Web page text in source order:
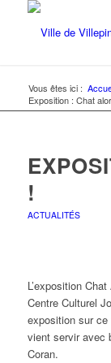
Vous êtes ici :
Exposition : Chat
!
ACTUALITÉS
L’exposition
Centre Culturel
exposition sur ce
vient servir avec
Coran.